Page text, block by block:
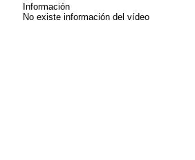
Información
No existe información del vídeo